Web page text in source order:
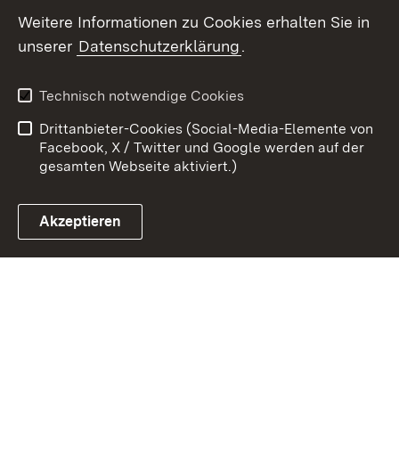
Link zum Landesportal
Kontakt
Datenschutz
Barrierefreiheit
Impressum Cookies
Weitere Informationen zu Cookies erhalten Sie in
unserer Datenschutzerklärung.
Technisch notwendige Cookies
Drittanbieter-Cookies (Social-Media-Elemente von
Facebook, X / Twitter und Google werden auf der
gesamten Webseite aktiviert.)
Akzeptieren